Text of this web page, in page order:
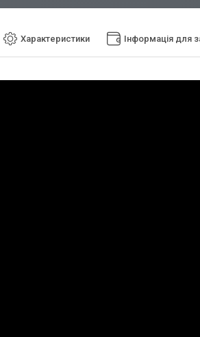
Характеристики Інформація для